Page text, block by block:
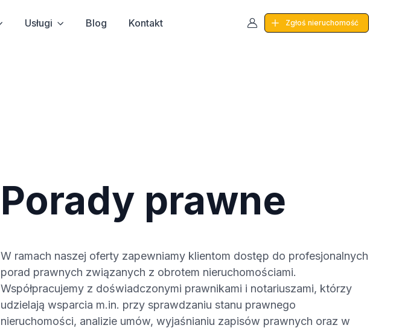
Usługi Blog Kontakt Zgłoś nieruchomość
Porady prawne
W ramach naszej oferty zapewniamy klientom dostęp do profesjonalnych
porad prawnych związanych z obrotem nieruchomościami.
Współpracujemy z doświadczonymi prawnikami i notariuszami, którzy
udzielają wsparcia m.in. przy sprawdzaniu stanu prawnego
nieruchomości, analizie umów, wyjaśnianiu zapisów prawnych oraz w